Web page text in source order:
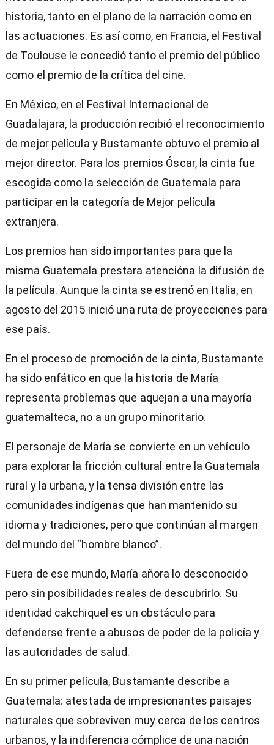
historia, tanto en el plano de la narración como en
las actuaciones. Es así como, en Francia, el Festival
de Toulouse le concedió tanto el premio del público
como el premio de la crítica del cine.
En México, en el Festival Internacional de
Guadalajara, la producción recibió el reconocimiento
de mejor película y Bustamante obtuvo el premio al
mejor director. Para los premios Óscar, la cinta fue
escogida como la selección de Guatemala para
participar en la categoría de Mejor película
extranjera.
Los premios han sido importantes para que la
misma Guatemala prestara atencióna la difusión de
la película. Aunque la cinta se estrenó en Italia, en
agosto del 2015 inició una ruta de proyecciones para
ese país.
En el proceso de promoción de la cinta, Bustamante
ha sido enfático en que la historia de María
representa problemas que aquejan a una mayoría
guatemalteca, no a un grupo minoritario.
El personaje de María se convierte en un vehículo
para explorar la fricción cultural entre la Guatemala
rural y la urbana, y la tensa división entre las
comunidades indígenas que han mantenido su
idioma y tradiciones, pero que continúan al margen
del mundo del “hombre blanco”.
Fuera de ese mundo, María añora lo desconocido
pero sin posibilidades reales de descubrirlo. Su
identidad cakchiquel es un obstáculo para
defenderse frente a abusos de poder de la policía y
las autoridades de salud.
En su primer película, Bustamante describe a
Guatemala: atestada de impresionantes paisajes
naturales que sobreviven muy cerca de los centros
urbanos, y la indiferencia cómplice de una nación